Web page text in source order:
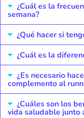
¿Cuál es la
semana?
¿Qué hacer si
¿Cuál es la
¿Es necesario
complemento al
¿Cuáles son los
vida saludable junto